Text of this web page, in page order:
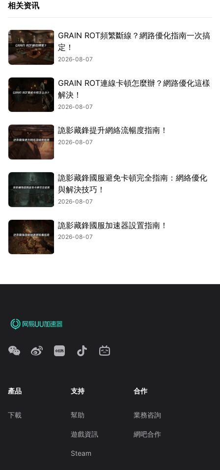
相关资讯
GRAIN ROT頻繁斷線？網路優化指南一次搞
定！
2026-08-07
GRAIN ROT連線卡頓怎麼辦？網路優化這樣
解決！
2026-08-07
詭影藏鋒提升網絡流暢度指南！
2026-08-07
詭影藏鋒國服避免卡頓完全指南：網絡優化
與解決技巧！
2026-08-07
詭影藏鋒國服加速器設置指南！
2026-08-07
產品
下載
支持
幫助
遊戲資訊
Steam
合作
業務咨詢
網吧合作